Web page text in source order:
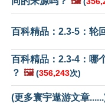
百科精品：2.3-5：轮
百科精品：2.3-4：哪
？ 🖼️ (356,243次)
(更多寰宇遨游文章